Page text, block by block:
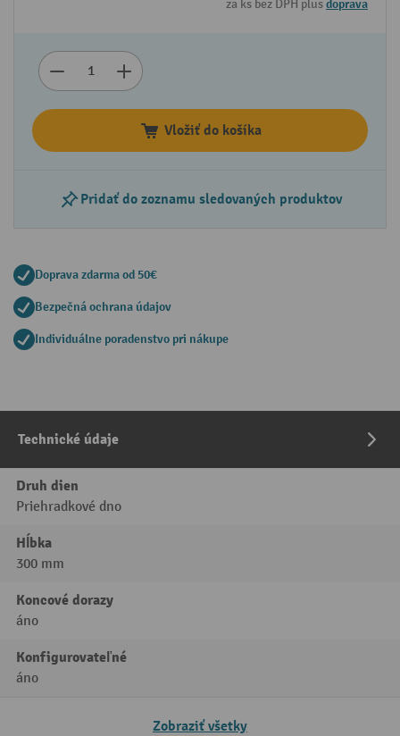
za ks bez DPH plusdoprava
Vložiť do košíka
Pridať do zoznamu sledovaných produktov
Doprava zdarma od 50€
Bezpečná ochrana údajov
Individuálne poradenstvo pri nákupe
Technické údaje
Druh dien
Priehradkové dno
Hĺbka
300 mm
Koncové dorazy
áno
Konfigurovateľné
áno
Zobraziť všetky